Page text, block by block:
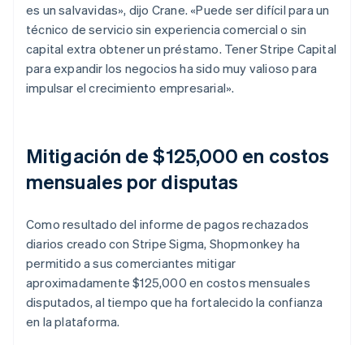
es un salvavidas», dijo Crane. «Puede ser difícil para un
técnico de servicio sin experiencia comercial o sin
capital extra obtener un préstamo. Tener Stripe Capital
para expandir los negocios ha sido muy valioso para
impulsar el crecimiento empresarial».
Mitigación de $125,000 en costos
mensuales por disputas
Como resultado del informe de pagos rechazados
diarios creado con Stripe Sigma, Shopmonkey ha
permitido a sus comerciantes mitigar
aproximadamente $125,000 en costos mensuales
disputados, al tiempo que ha fortalecido la confianza
en la plataforma.